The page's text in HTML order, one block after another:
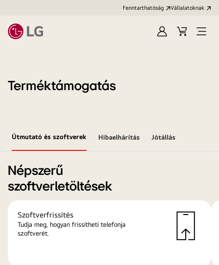
Fenntarthatóság Vállalatoknak
Bejelentkezés
KosárMenü
Terméktámogatás
Útmutató és szoftverek Hibaelhárítás Jótállás
Népszerű
szoftverletöltések
Szoftverfrissítés
Tudja meg, hogyan frissítheti telefonja
szoftverét.